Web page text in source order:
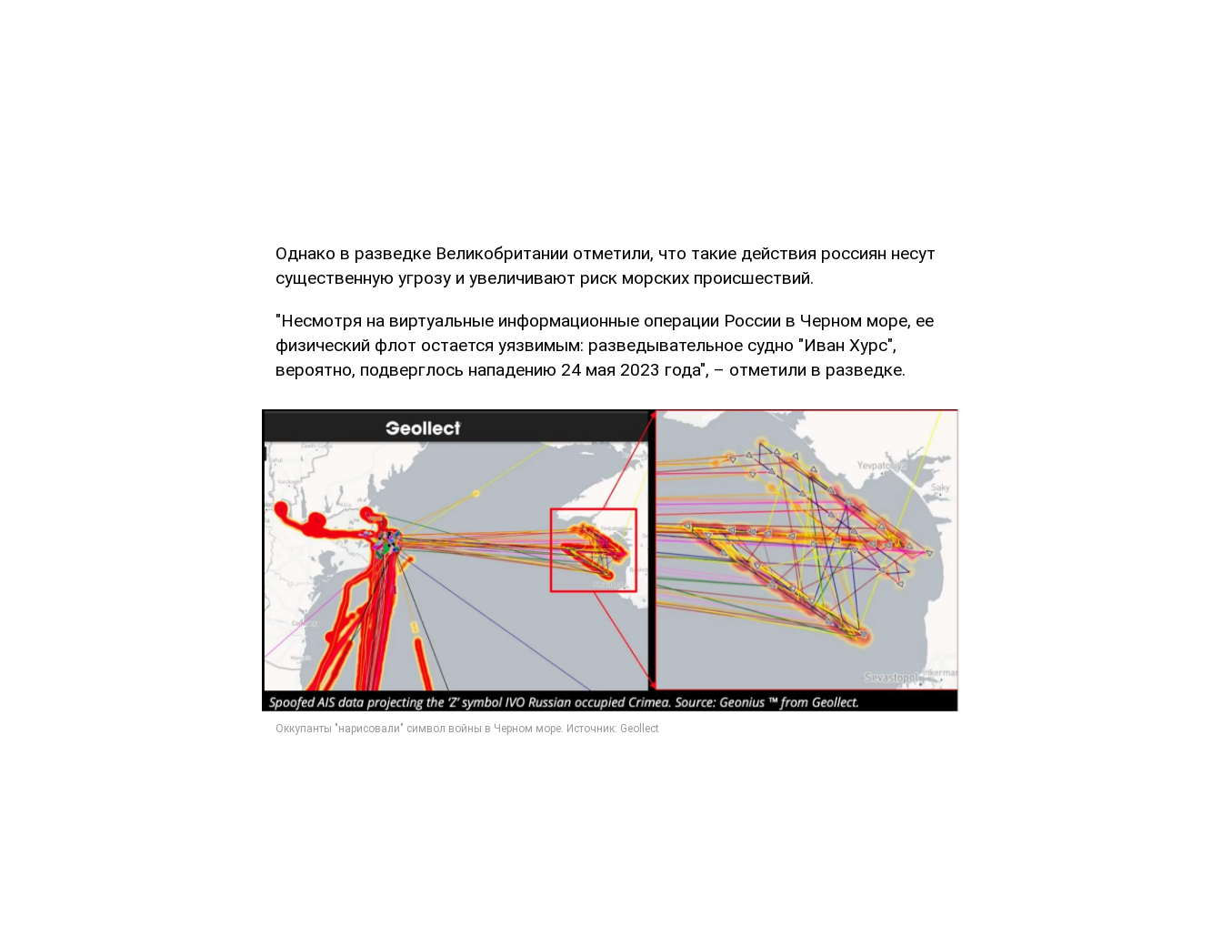
Однако в разведке Великобритании отметили, что такие действия россиян несут
существенную угрозу и увеличивают риск морских происшествий.
"Несмотря на виртуальные информационные операции России в Черном море, ее
физический флот остается уязвимым: разведывательное судно "Иван Хурс",
вероятно, подверглось нападению 24 мая 2023 года", – отметили в разведке.